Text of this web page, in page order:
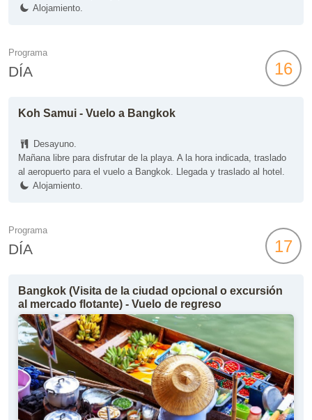
Alojamiento.
Programa
DÍA 16
Koh Samui - Vuelo a Bangkok
Desayuno.
Mañana libre para disfrutar de la playa. A la hora indicada, traslado
al aeropuerto para el vuelo a Bangkok. Llegada y traslado al hotel.
Alojamiento.
Programa
DÍA 17
Bangkok (Visita de la ciudad opcional o excursión
al mercado flotante) - Vuelo de regreso